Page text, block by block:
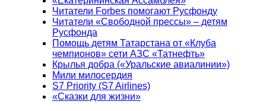
Читатели Forbes помогают Русфонду
Читатели «Свободной прессы» – детям
Русфонда
Помощь детям Татарстана от «Клуба
чемпионов» сети АЗС «Татнефть»
Крылья добра («Уральские авиалинии»)
Мили милосердия
S7 Priority (S7 Airlines)
«Сказки для жизни»